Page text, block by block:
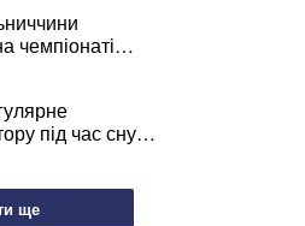
чемпіонаті
під час сну
на ваше
ще